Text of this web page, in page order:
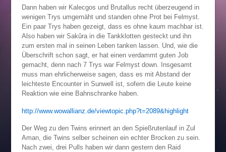
Dann haben wir Kalecgos und Brutallus recht überzeugend in
wenigen Trys umgemäht und standen ohne Prot bei Felmyst.
Ein paar Trys haben gezeigt, dass es ohne kaum machbar ist.
Also haben wir Sakûra in die Tankklotten gesteckt und ihn
zum ersten mal in seinen Leben tanken lassen. Und, wie die
Überschrift schon sagt, er hat einen verdammt guten Job
gemacht, denn nach 7 Trys war Felmyst down. Insgesamt
muss man ehrlicherweise sagen, dass es mit Abstand der
leichteste Encounter in Sunwell ist, sofern die Leute keine
Reaktion wie eine Bahnschranke haben.
http://www.wowallianz.de/viewtopic.php?t=2089&highlight
Der Weg zu den Twins erinnert an den Spießrutenlauf in Zul
Aman, die Twins selber scheinen ein echter Brocken zu sein.
Nach zwei, drei Pulls haben wir dann gestern den Raid